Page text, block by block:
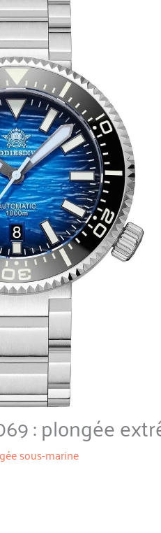
: plongée
sous-marine